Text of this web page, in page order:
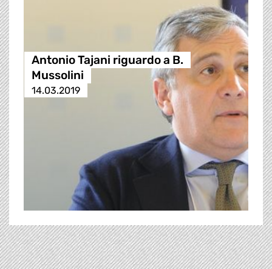
Antonio Tajani riguardo a B.
Mussolini
14.03.2019